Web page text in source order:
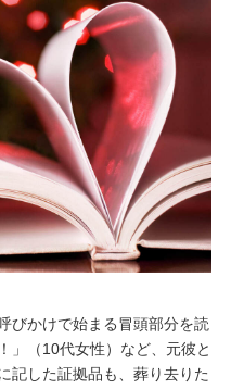
びかけで始まる冒頭部分を読
」（10代女性）など、元彼と
記した証拠品も、葬り去りた